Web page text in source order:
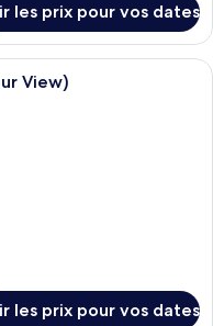
les prix pour vos dates
chambre d’hôtel avec un
View)
les prix pour vos dates